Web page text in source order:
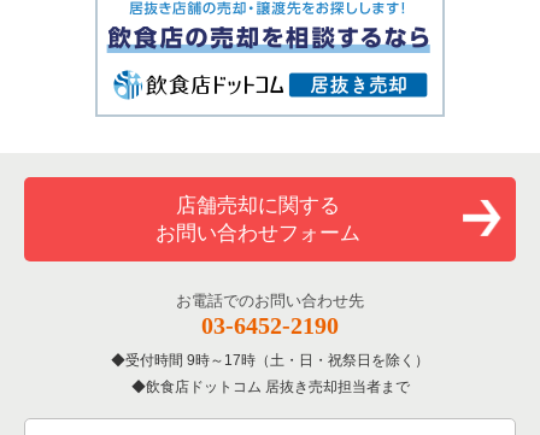
店舗売却に関する
お問い合わせフォーム
お電話でのお問い合わせ先
03-6452-2190
受付時間 9時～17時（土・日・祝祭日を除く）
飲食店ドットコム 居抜き売却担当者まで